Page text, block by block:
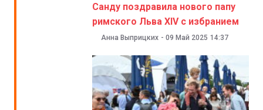
Санду поздравила нового папу
римского Льва ХIV с избранием
Анна Выприцких - 09 Май 2025 14:37